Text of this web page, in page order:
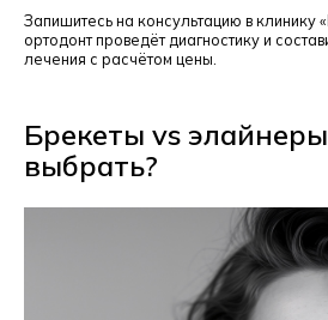
Запишитесь на консультацию в клинику
ортодонт проведёт диагностику и
лечения с расчётом цены.
Брекеты vs
выбрать?